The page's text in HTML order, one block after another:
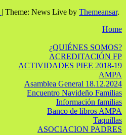
| Theme: News Live by Themeansar.
Home
¿QUIÉNES SOMOS?
ACREDITACIÓN FP
ACTIVIDADES PIEE 2018-19
AMPA
Asamblea General 18.12.2024
Encuentro Navideño Familias
Información familias
Banco de libros AMPA
Taquillas
ASOCIACION PADRES